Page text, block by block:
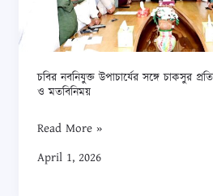
চবির নবনিযুক্ত উপাচার্যের সঙ্গে চাকসুর
ও মতবিনিময়
চাকসুর
প্রতিনিধিবৃন্দের
সৌজন্য
সাক্ষাৎ
ও
মতবিনিময়
Read More »
April 1, 2026